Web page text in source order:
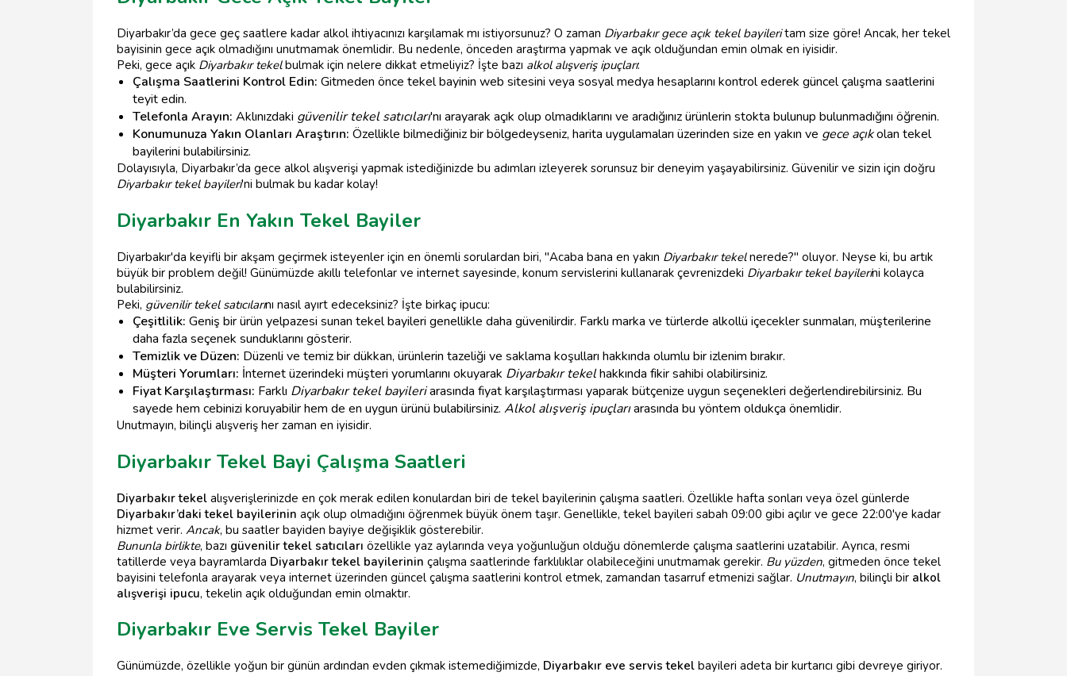
Diyarbakır’da gece geç saatlere kadar alkol ihtiyacınızı karşılamak mı istiyorsunuz? O zaman Diyarbakır gece açık tekel bayileritam size göre! Ancak, her tekel
bayisinin gece açık olmadığını unutmamak önemlidir. Bu nedenle, önceden araştırma yapmak ve açık olduğundan emin olmak en iyisidir.
Peki, gece açık Diyarbakır tekelbulmak için nelere dikkat etmeliyiz? İşte bazı alkol alışveriş ipuçları:
Çalışma Saatlerini Kontrol Edin: Gitmeden önce tekel bayinin web sitesini veya sosyal medya hesaplarını kontrol ederek güncel çalışma saatlerini
teyit edin.
Telefonla Arayın: Aklınızdaki güvenilir tekel satıcıları'nı arayarak açık olup olmadıklarını ve aradığınız ürünlerin stokta bulunup bulunmadığını öğrenin.
Konumunuza Yakın Olanları Araştırın: Özellikle bilmediğiniz bir bölgedeyseniz, harita uygulamaları üzerinden size en yakın ve gece açıkolan tekel
bayilerini bulabilirsiniz.
Dolayısıyla, Diyarbakır’da gece alkol alışverişi yapmak istediğinizde bu adımları izleyerek sorunsuz bir deneyim yaşayabilirsiniz. Güvenilir ve sizin için doğru
Diyarbakır tekel bayileri'ni bulmak bu kadar kolay!
Diyarbakır En Yakın Tekel Bayiler
Diyarbakır'da keyifli bir akşam geçirmek isteyenler için en önemli sorulardan biri, "Acaba bana en yakın Diyarbakır tekelnerede?" oluyor. Neyse ki, bu artık
büyük bir problem değil! Günümüzde akıllı telefonlar ve internet sayesinde, konum servislerini kullanarak çevrenizdeki Diyarbakır tekel bayilerini kolayca
bulabilirsiniz.
Peki, güvenilir tekel satıcılarını nasıl ayırt edeceksiniz? İşte birkaç ipucu:
Çeşitlilik: Geniş bir ürün yelpazesi sunan tekel bayileri genellikle daha güvenilirdir. Farklı marka ve türlerde alkollü içecekler sunmaları, müşterilerine
daha fazla seçenek sunduklarını gösterir.
Temizlik ve Düzen: Düzenli ve temiz bir dükkan, ürünlerin tazeliği ve saklama koşulları hakkında olumlu bir izlenim bırakır.
Müşteri Yorumları: İnternet üzerindeki müşteri yorumlarını okuyarak Diyarbakır tekelhakkında fikir sahibi olabilirsiniz.
Fiyat Karşılaştırması: Farklı Diyarbakır tekel bayileriarasında fiyat karşılaştırması yaparak bütçenize uygun seçenekleri değerlendirebilirsiniz. Bu
sayede hem cebinizi koruyabilir hem de en uygun ürünü bulabilirsiniz. Alkol alışveriş ipuçlarıarasında bu yöntem oldukça önemlidir.
Unutmayın, bilinçli alışveriş her zaman en iyisidir.
Diyarbakır Tekel Bayi Çalışma Saatleri
Diyarbakır tekel alışverişlerinizde en çok merak edilen konulardan biri de tekel bayilerinin çalışma saatleri. Özellikle hafta sonları veya özel günlerde
Diyarbakır’daki tekel bayilerinin açık olup olmadığını öğrenmek büyük önem taşır. Genellikle, tekel bayileri sabah 09:00 gibi açılır ve gece 22:00'ye kadar
hizmet verir. Ancak, bu saatler bayiden bayiye değişiklik gösterebilir.
Bununla birlikte, bazı güvenilir tekel satıcıları özellikle yaz aylarında veya yoğunluğun olduğu dönemlerde çalışma saatlerini uzatabilir. Ayrıca, resmi
tatillerde veya bayramlarda Diyarbakır tekel bayilerinin çalışma saatlerinde farklılıklar olabileceğini unutmamak gerekir. Bu yüzden, gitmeden önce tekel
bayisini telefonla arayarak veya internet üzerinden güncel çalışma saatlerini kontrol etmek, zamandan tasarruf etmenizi sağlar. Unutmayın, bilinçli bir alkol
alışverişi ipucu, tekelin açık olduğundan emin olmaktır.
Diyarbakır Eve Servis Tekel Bayiler
Günümüzde, özellikle yoğun bir günün ardından evden çıkmak istemediğimizde, Diyarbakır eve servis tekel bayileri adeta bir kurtarıcı gibi devreye giriyor.